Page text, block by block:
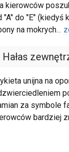
kierowców
"A" do "E" (kiedyś
na mokrych...
Hałas
unijna na
za symbole
bardziej